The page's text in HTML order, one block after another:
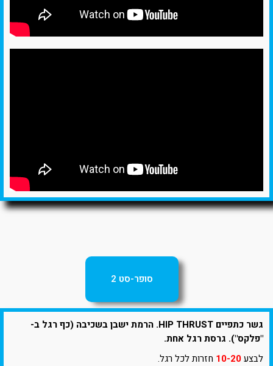
סופר-סט 2
גשר כתפיים HIP THRUST. הרמת ישבן בשכיבה (כף רגל ב-
"פלקס"). גרסת רגל אחת.
לבצע10-20 חזרות לכל רגל.